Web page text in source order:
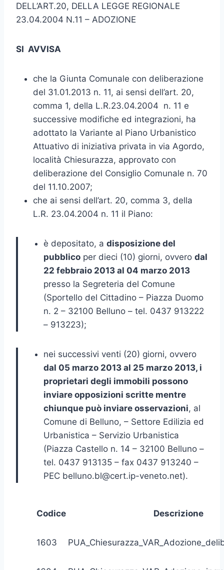
DELL’ART.20, DELLA LEGGE REGIONALE
23.04.2004 N.11 – ADOZIONE
SI AVVISA
che la Giunta Comunale con deliberazione
del 31.01.2013 n. 11, ai sensi dell’art. 20,
comma 1, della L.R.23.04.2004 n. 11 e
successive modifiche ed integrazioni, ha
adottato la Variante al Piano Urbanistico
Attuativo di iniziativa privata in via Agordo,
località Chiesurazza, approvato con
deliberazione del Consiglio Comunale n. 70
del 11.10.2007;
che ai sensi dell’art. 20, comma 3, della
L.R. 23.04.2004 n. 11 il Piano:
è depositato, a disposizione del
pubblico per dieci (10) giorni, ovvero dal
22 febbraio 2013 al 04 marzo 2013
presso la Segreteria del Comune
(Sportello del Cittadino – Piazza Duomo
n. 2 – 32100 Belluno – tel. 0437 913222
– 913223);
nei successivi venti (20) giorni, ovvero
dal 05 marzo 2013 al 25 marzo 2013, i
proprietari degli immobili possono
inviare opposizioni scritte mentre
chiunque può inviare osservazioni, al
Comune di Belluno, – Settore Edilizia ed
Urbanistica – Servizio Urbanistica
(Piazza Castello n. 14 – 32100 Belluno –
tel. 0437 913135 – fax 0437 913240 –
PEC belluno.bl@cert.ip-veneto.net).
Codice Descrizione
1603